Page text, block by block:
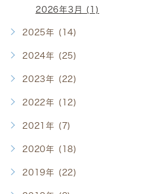
2026年3月 (1)
2025年 (14)
2024年 (25)
2023年 (22)
2022年 (12)
2021年 (7)
2020年 (18)
2019年 (22)